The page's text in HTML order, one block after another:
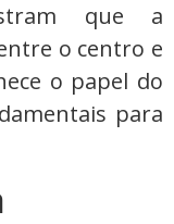
que a
o centro e
o papel do
para